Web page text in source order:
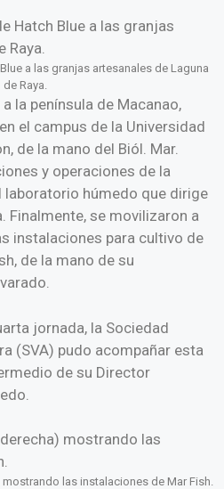
a las granjas artesanales de Laguna
de Raya.
la península de Macanao,
el campus de la Universidad
de la mano del Biól. Mar.
y operaciones de la
laboratorio húmedo que dirige
Finalmente, se movilizaron a
instalaciones para cultivo de
de la mano de su
jornada, la Sociedad
(SVA) pudo acompañar esta
de su Director
las instalaciones de Mar Fish.